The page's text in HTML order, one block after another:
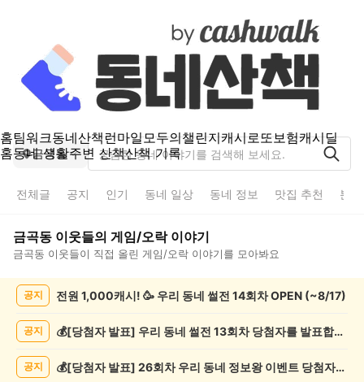
홈팀워크동네산책런마일모두의챌린지캐시로또보험캐시딜
홈동네 생활주변 산책산책 기록
금곡동
전체글 공지 인기 동네 일상 동네 정보 맛집 추천 분
금곡동 이웃들의 게임/오락이야기
금곡동 이웃들이 직접 올린 게임/오락 이야기를 모아봐요
공지 전원 1,000캐시! 🥳 우리 동네 썰전 14회차 OPEN (~8/17)
공지 💰[당첨자 발표] 우리 동네 썰전 13회차 당첨자를 발표합니다!
공지 💰[당첨자 발표] 26회차 우리 동네 정보왕 이벤트 당첨자를 발표합니다!